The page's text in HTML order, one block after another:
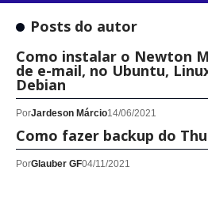
Posts do autor
Como instalar o Newton
de e-mail, no Ubuntu,
Debian
PorJardeson Márcio14/06/2021
Como fazer backup do
PorGlauber GF04/11/2021